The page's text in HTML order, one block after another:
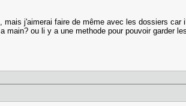
j'aimerai faire de même avec les dossiers car
ou li y a une methode pour pouvoir garder